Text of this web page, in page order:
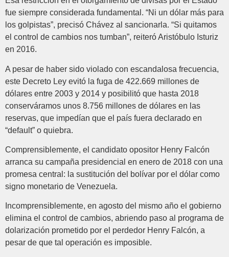
fue siempre considerada fundamental. “Ni un dólar más para
los golpistas”, precisó Chávez al sancionarla. “Si quitamos
el control de cambios nos tumban”, reiteró Aristóbulo Isturiz
en 2016.
A pesar de haber sido violado con escandalosa frecuencia,
este Decreto Ley evitó la fuga de 422.669 millones de
dólares entre 2003 y 2014 y posibilitó que hasta 2018
conserváramos unos 8.756 millones de dólares en las
reservas, que impedían que el país fuera declarado en
“default” o quiebra.
Comprensiblemente, el candidato opositor Henry Falcón
arranca su campaña presidencial en enero de 2018 con una
promesa central: la sustitución del bolívar por el dólar como
signo monetario de Venezuela.
Incomprensiblemente, en agosto del mismo año el gobierno
elimina el control de cambios, abriendo paso al programa de
dolarización prometido por el perdedor Henry Falcón, a
pesar de que tal operación es imposible.